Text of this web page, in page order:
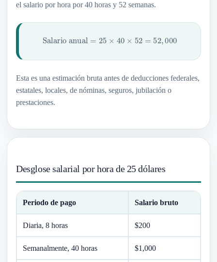
el salario por hora por 40 horas y 52 semanas.
Salario anual =25× 40 ×52= ,000
Esta es una estimación bruta antes de deducciones federales,
estatales, locales, de nóminas, seguros, jubilación o
prestaciones.
Desglose salarial por hora de 25 dólares
Periodo de pago Salario bruto
Diaria, 8 horas $200
Semanalmente, 40 horas $1,000